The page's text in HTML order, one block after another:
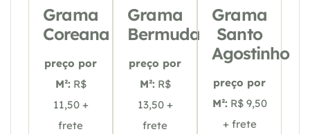
Grama
Coreana
preço por
M²: R$
11,50 +
frete
Grama
Bermuda
preço por
M²: R$
13,50 +
frete
Grama
Santo
Agostinho
preço por
M²: R$ 9,50
+ frete